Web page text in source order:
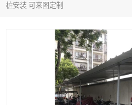
桩安装 可来图定制